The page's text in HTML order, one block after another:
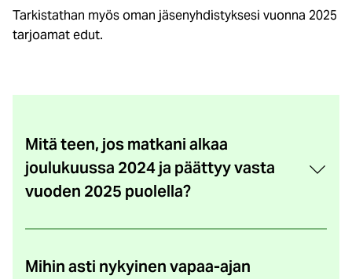
Tarkistathan myös oman jäsenyhdistyksesi vuonna 2025
tarjoamat edut.
Mitä teen, jos matkani alkaa
joulukuussa 2024 ja päättyy vasta
vuoden 2025 puolella?
Mihin asti nykyinen vapaa-ajan